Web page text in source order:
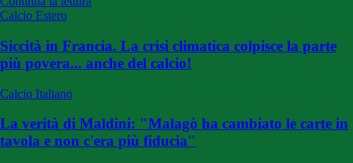
Calcio Estero
Siccità in Francia. La crisi climatica colpisce la parte
più povera... anche del calcio!
Calcio Italiano
La verità di Maldini: "Malagò ha cambiato le carte in
tavola e non c'era più fiducia"